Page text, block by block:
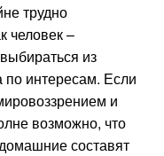
трудно
человек –
из
по интересам. Если
и
возможно, что
составят